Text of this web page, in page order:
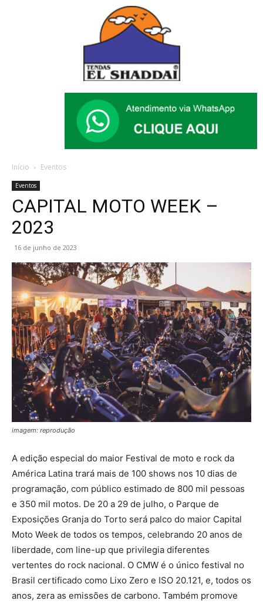
Início Eventos
Eventos
CAPITAL MOTO WEEK –
2023
16 de junho de 2023
imagem: reprodução
A edição especial do maior Festival de moto e rock da
América Latina trará mais de 100 shows nos 10 dias de
programação, com público estimado de 800 mil pessoas
e 350 mil motos. De 20 a 29 de julho, o Parque de
Exposições Granja do Torto será palco do maior Capital
Moto Week de todos os tempos, celebrando 20 anos de
liberdade, com line-up que privilegia diferentes
vertentes do rock nacional. O CMW é o único festival no
Brasil certificado como Lixo Zero e ISO 20.121, e, todos os
anos, zera as emissões de carbono. Também promove